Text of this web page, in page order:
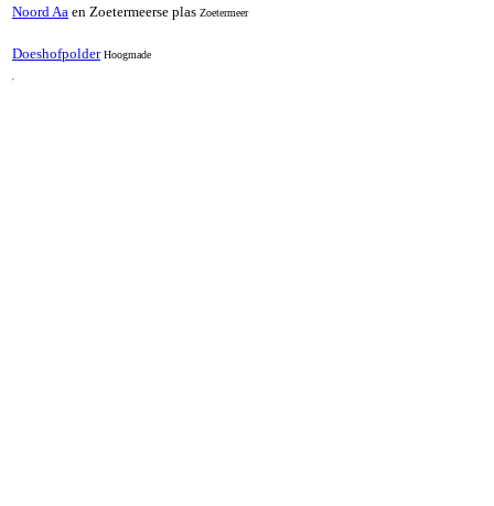
Noord Aa en Zoetermeerse plas Zoetermeer
DoeshofpolderHoogmade